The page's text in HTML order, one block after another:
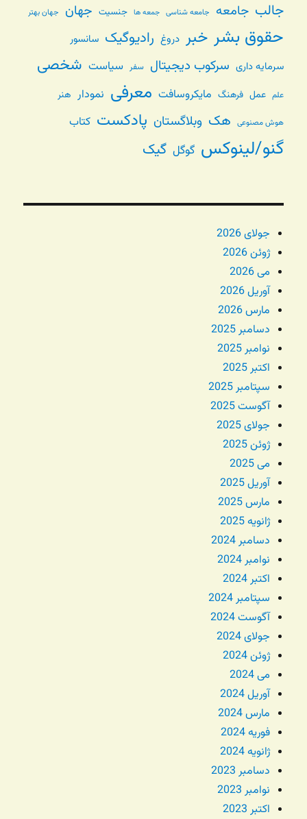
جالب جامعه جامعه شناسی جمعه ها جنسیت جهان جهان بهتر
حقوق بشر خبر دروغ رادیوگیک سانسور
سرمایه داری سرکوب دیجیتال سفر سیاست شخصی
علم عمل فرهنگ مایکروسافت معرفی نمودار هنر
هوش مصنوعی هک وبلاگستان پادکست کتاب
گنو/لینوکس گوگل گیک
جولای 2026
ژوئن 2026
می 2026
آوریل 2026
مارس 2026
دسامبر 2025
نوامبر 2025
اکتبر 2025
سپتامبر 2025
آگوست 2025
جولای 2025
ژوئن 2025
می 2025
آوریل 2025
مارس 2025
ژانویه 2025
دسامبر 2024
نوامبر 2024
اکتبر 2024
سپتامبر 2024
آگوست 2024
جولای 2024
ژوئن 2024
می 2024
آوریل 2024
مارس 2024
فوریه 2024
ژانویه 2024
دسامبر 2023
نوامبر 2023
اکتبر 2023